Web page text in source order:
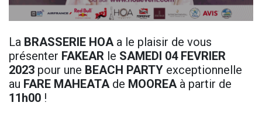
La BRASSERIE HOA a le plaisir de vous
présenter FAKEAR le SAMEDI 04 FEVRIER
2023 pour une BEACH PARTY exceptionnelle
au FARE MAHEATA de MOOREA à partir de
11h00 !